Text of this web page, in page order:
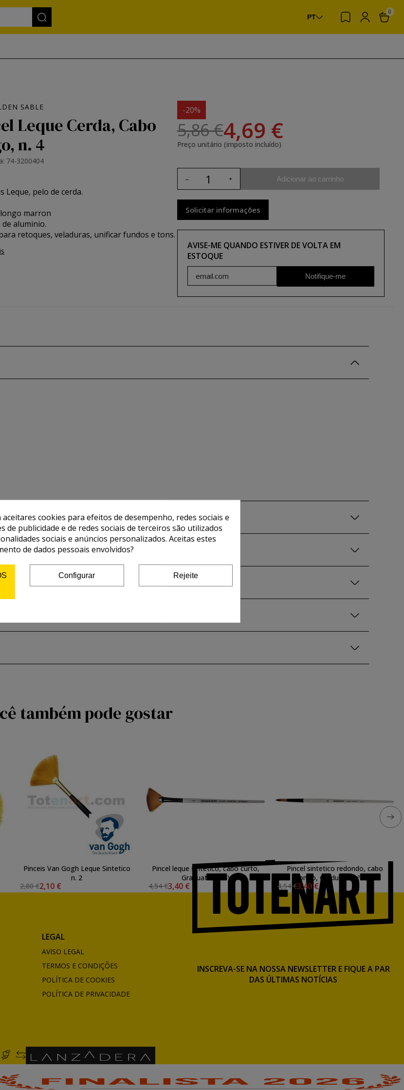
PT
0
SABLE
Leque Cerda, Cabo
n. 4
74-3200404
Leque, pelo de cerda.
marron
aluminio.
retoques, veladuras, unificar fundos e tons.
-20%
5,86 €4,69 €
Preço unitário (imposto incluído)
Adicionar ao carrinho
Solicitar informações
AVISE-ME QUANDO ESTIVER DE VOLTA EM
ESTOQUE
Notifique-me
também pode gostar
Pinceis Van Gogh Leque Sintetico
n. 2
2,80 €2,10 €
Pincel leque sintetico, cabo curto,
Graduate (nº 4)
4,54 €3,40 €
Pincel sintetico redondo, cabo
longo, Graduate (nº 20)
4,54 €3,40 €
LEGAL
AVISO LEGAL
TERMOS E CONDIÇÕES
POLÍTICA DE COOKIES
POLÍTICA DE PRIVACIDADE
INSCREVA-SE NA NOSSA NEWSLETTER E FIQUE A PAR
DAS ÚLTIMAS NOTÍCIAS
cookies para efeitos de desempenho, redes sociais e
de publicidade e de redes sociais de terceiros são utilizados
sociais e anúncios personalizados. Aceitas estes
de dados pessoais envolvidos?
Configurar Rejeite